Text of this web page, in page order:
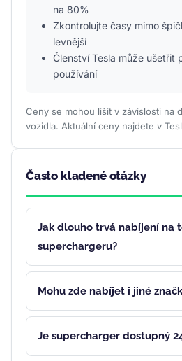
na 80%
Zkontrolujte časy mimo
levnější
Členství Tesla může ušetřit
používání
Ceny se mohou lišit v závislosti na
vozidla. Aktuální ceny najdete v
Často kladené otázky
Jak dlouho trvá nabíjení na
superchargeru?
Mohu zde nabíjet i jiné
Je supercharger dostupný